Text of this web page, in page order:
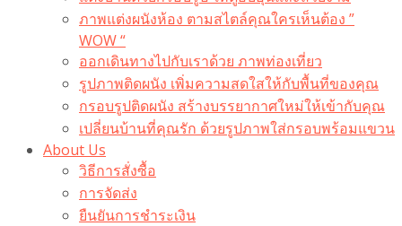
ภาพแต่งผนังห้อง ตามสไตล์คุณใครเห็นต้อง ”
WOW “
ออกเดินทางไปกับเราด้วย ภาพท่องเที่ยว
รูปภาพติดผนัง เพิ่มความสดใสให้กับพื้นที่ของคุณ
กรอบรูปติดผนัง สร้างบรรยากาศใหม่ให้เข้ากับคุณ
เปลี่ยนบ้านที่คุณรัก ด้วยรูปภาพใส่กรอบพร้อมแขวน​
About Us
วิธีการสั่งซื้อ
การจัดส่ง
ยืนยันการชำระเงิน